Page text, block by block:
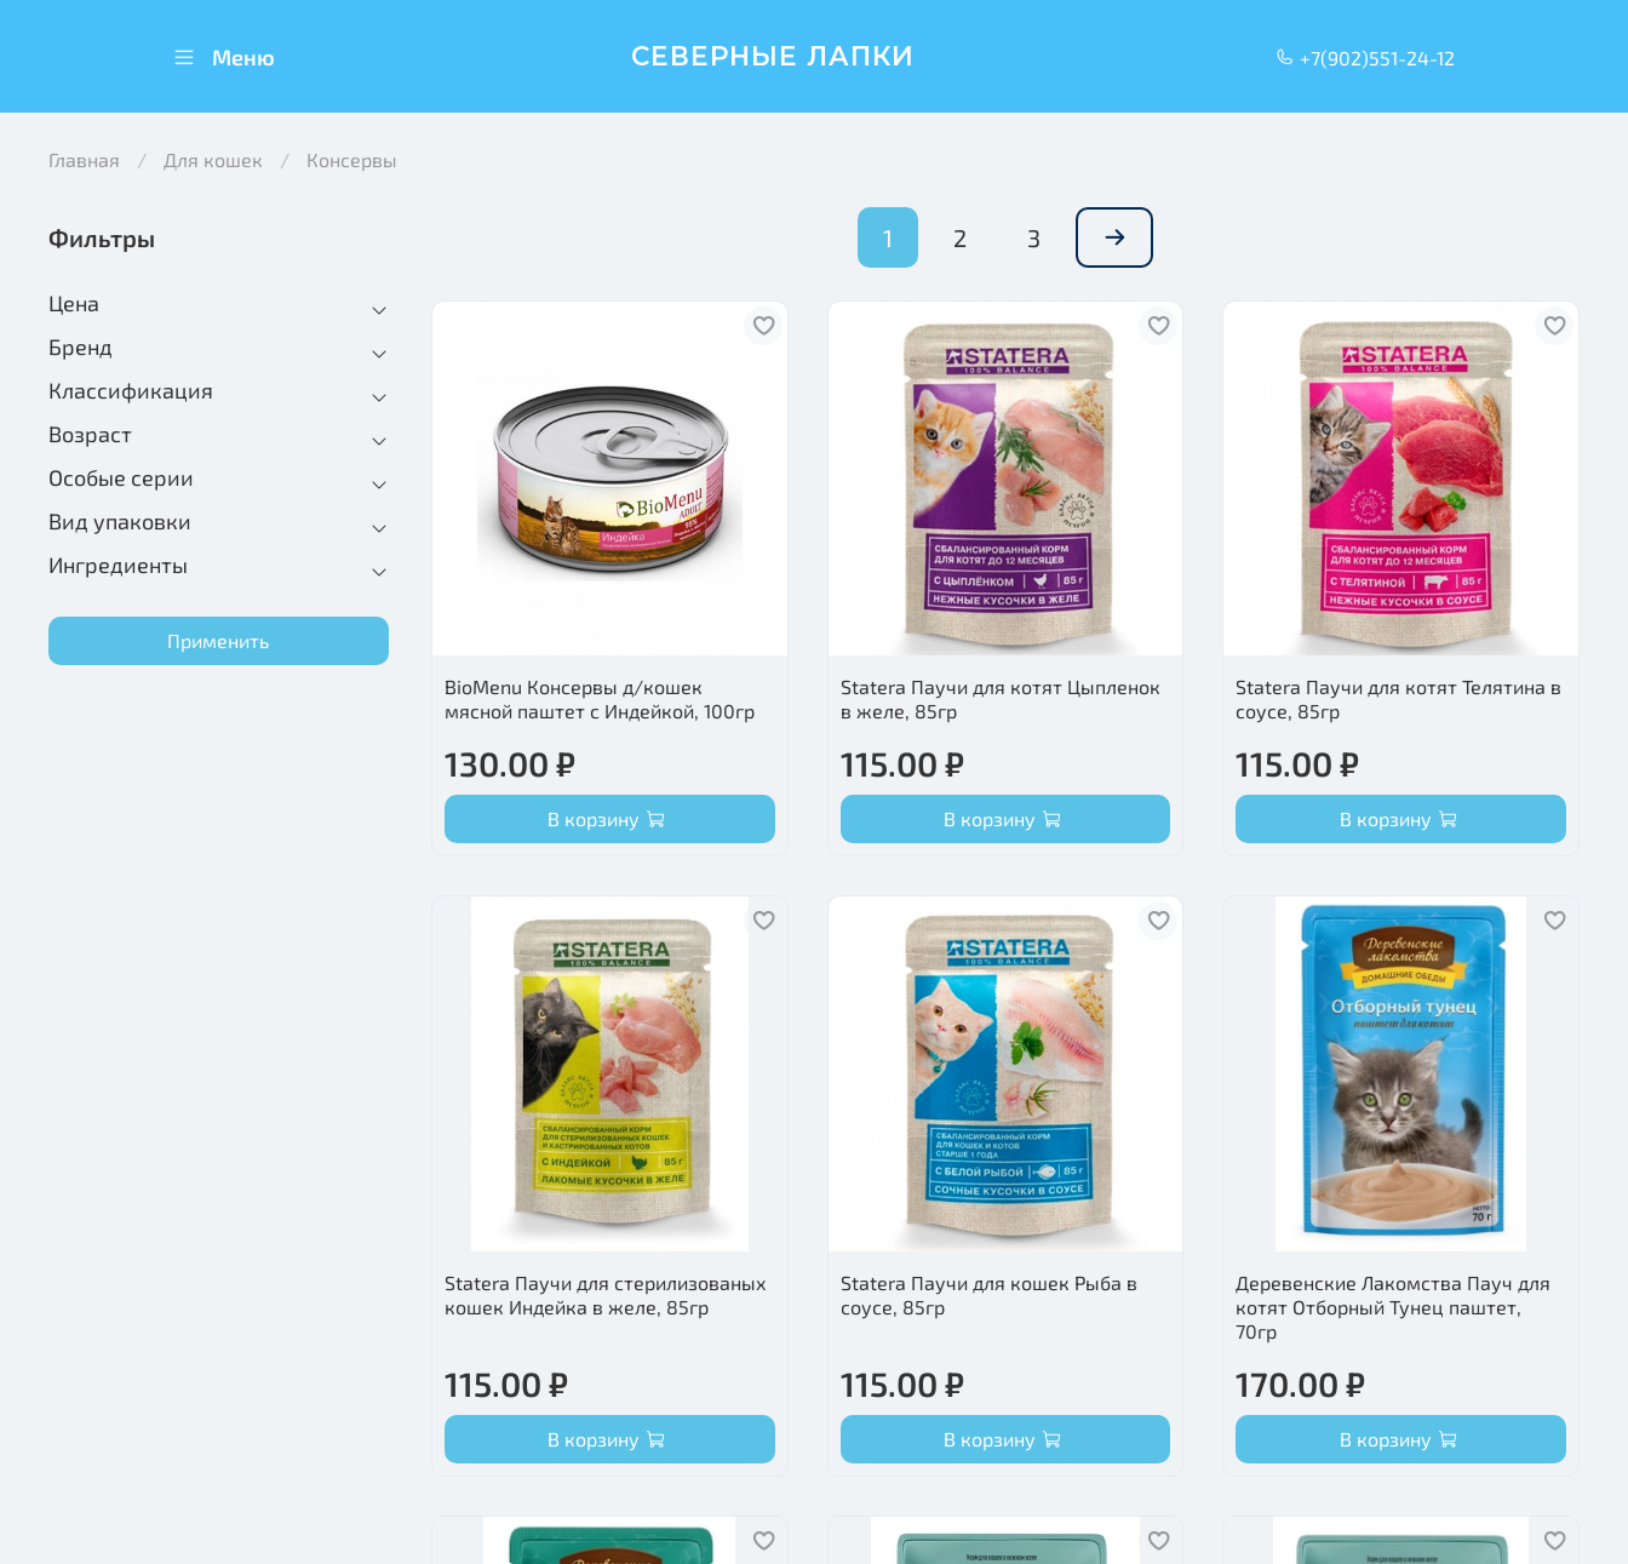
Меню СЕВЕРНЫЕ ЛАПКИ +7(902)551-24-12
Главная Для кошек Консервы
1 2 3
BioMenu Консервы д/кошек
мясной паштет с Индейкой, 100гр
130.00 ₽
В корзину
Statera Паучи для котят Цыпленок
в желе, 85гр
115.00 ₽
В корзину
Statera Паучи для котят Телятина в
соусе, 85гр
115.00 ₽
В корзину
Statera Паучи для стерилизованых
кошек Индейка в желе, 85гр
115.00 ₽
В корзину
Statera Паучи для кошек Рыба в
соусе, 85гр
115.00 ₽
В корзину
Деревенские Лакомства Пауч для
котят Отборный Тунец паштет,
70гр
170.00 ₽
В корзину
Фильтры
Цена
Бренд
Классификация
Возраст
Особые серии
Вид упаковки
Ингредиенты
Применить